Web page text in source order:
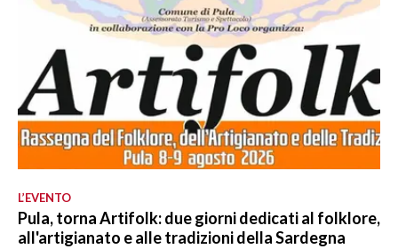
L’EVENTO
Pula, torna Artifolk: due giorni dedicati al folklore,
all'artigianato e alle tradizioni della Sardegna